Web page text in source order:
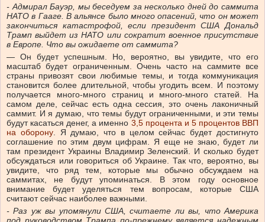
-Адмирал Бауэр, мы беседуем за несколько дней до саммита
НАТО в Гааге. В альянсе было много опасений, что он может
закончиться катастрофой, если президент США Дональд
Трамп выйдет из НАТО или сократит военное присутствие
в Европе. Что вы ожидаете от саммита?
— Он будет успешным. Но, вероятно, вы увидите, что его
масштаб будет ограниченным. Очень часто на саммите все
страны привозят свои любимые темы, и тогда коммуникация
становится более длительной, чтобы угодить всем. И поэтому
получается много-много страниц и много-много статей. На
самом деле, сейчас есть одна сессия, это очень лаконичный
саммит. И я думаю, что темы будут ограниченными, и эти темы
будут касаться денег, а именно 3,5 процента и 5 процентов ВВП
на оборону. Я думаю, что в целом сейчас будет достигнуто
соглашение по этим двум цифрам. Я еще не знаю, будет ли
там президент Украины Владимир Зеленский. И сколько будет
обсуждаться или говориться об Украине. Так что, вероятно, вы
увидите, что ряд тем, которые мы обычно обсуждаем на
саммитах, не будут упоминаться. В этом году основное
внимание будет уделяться тем вопросам, которые США
считают сейчас наиболее важными.
-Раз уж вы упомянули США, считаете ли вы, что Америка